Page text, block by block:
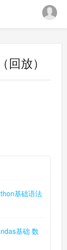
放）
基础语法
基础 数